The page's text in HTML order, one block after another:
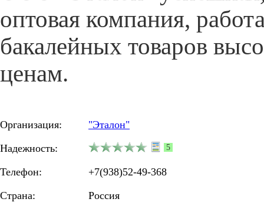
оптовая компания,
бакалейных товаров
ценам.
Организация:
"Эталон"
Надежность:
5
Телефон:
+7(938)52-49-368
Страна:
Россия